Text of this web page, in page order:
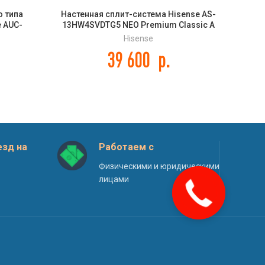
типа
Настенная сплит-система Hisense AS-
13HW4SVDTG5 NEO Premium Classic A
Hisense
39 600 р.
на Работаем с
Физическими и юридическими
лицами